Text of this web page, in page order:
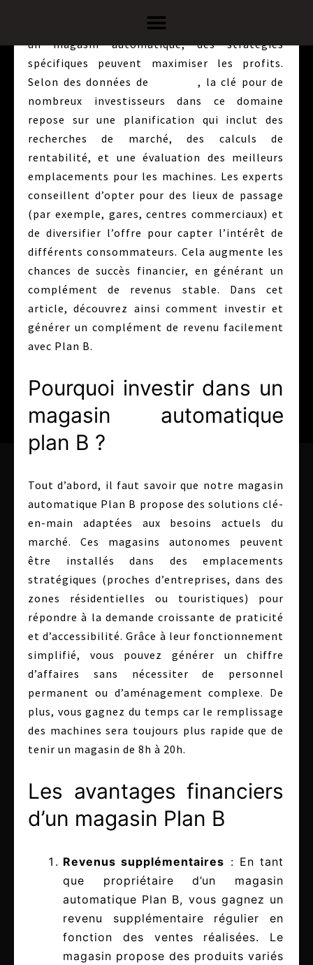
actuelle. Pour un investissement réussi dans
un magasin automatique, des stratégies
spécifiques peuvent maximiser les profits.
Selon des données de
Statista, la clé pour de
nombreux investisseurs dans ce domaine
repose sur une planification qui inclut des
recherches de marché, des calculs de
rentabilité, et une évaluation des meilleurs
emplacements pour les machines. Les experts
conseillent d’opter pour des lieux de passage
(par exemple, gares, centres commerciaux) et
de diversifier l’offre pour capter l’intérêt de
différents consommateurs. Cela augmente les
chances de succès financier, en générant un
complément de revenus stable. Dans cet
article, découvrez ainsi comment investir et
générer un complément de revenu facilement
avec Plan B.
Pourquoi investir dans un
magasin automatique
plan B ?
Tout d’abord, il faut savoir que notre magasin
automatique Plan B propose des solutions clé-
en-main adaptées aux besoins actuels du
marché. Ces magasins autonomes peuvent
être installés dans des emplacements
stratégiques (proches d’entreprises, dans des
zones résidentielles ou touristiques) pour
répondre à la demande croissante de praticité
et d’accessibilité. Grâce à leur fonctionnement
simplifié, vous pouvez générer un chiffre
d’affaires sans nécessiter de personnel
permanent ou d’aménagement complexe. De
plus, vous gagnez du temps car le remplissage
des machines sera toujours plus rapide que de
tenir un magasin de 8h à 20h.
Les avantages financiers
d’un magasin Plan B
Revenus supplémentaires : En tant
que propriétaire d’un magasin
automatique Plan B, vous gagnez un
revenu supplémentaire régulier en
fonction des ventes réalisées. Le
magasin propose des produits variés